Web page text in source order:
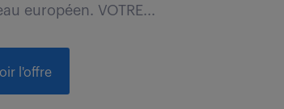
européen. VOTRE...
l'offre